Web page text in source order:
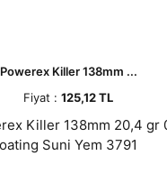
Powerex Killer 138mm ...
Fiyat : 125,12 TL